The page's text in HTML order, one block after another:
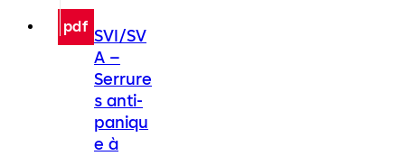
pdf SVI/SV
A –
Serrure
s anti-
paniqu
e à